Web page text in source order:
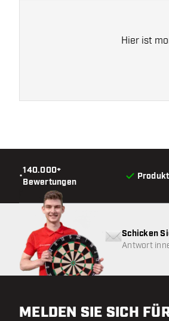
Hier ist
•
140.000+
Bewertungen
Schicken
Antwort
MELDEN SIE SICH